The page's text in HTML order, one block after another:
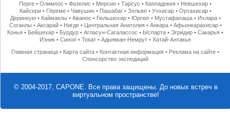
Перге •Олимпос •Фазелис • Мерсин •Тарсус • Каппадокия • Невшехир •
Кайсери• Гёреме• Чавушин• Пашабаг• Зельве• Учхисар• Ортахисар•
Деринкую• Каймаклы • Аванос • Гюльшехир• Юргюп• Мустафапаша• Ихлара•
Соганлы • Аксарай• Нигде• Центральная Анатолия• Анкара• Афьонкарахисар•
Конья • Бейшехир • Бурдур •Агласун-Сагалассос • Ыспарта •Эгридир •Сакарья •
Изник •Синоп •Токат •Адыяман-Немрут •Хатай-Антакья
Главная страница • Карта сайта • Контактная информация • Реклама на сайте •
Спонсорство экспедиций
© 2004-2017, CAPONE. Все права защищены. До новых встреч в
виртуальном пространстве!